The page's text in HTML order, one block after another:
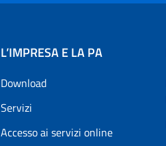
L’IMPRESA E LA PA
Download
Servizi
Accesso ai servizi online